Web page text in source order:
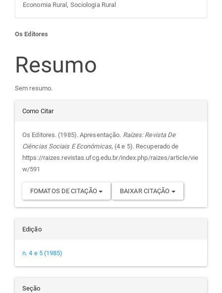
Economia Rural, Sociologia Rural
Conteúdo
do
artigo
principal
Os Editores
Resumo
Sem resumo.
Detalhes
do
artigo
Como Citar
Os Editores. (1985). Apresentação. Raízes: Revista De
Ciências Sociais E Econômicas, (4 e 5). Recuperado de
https://raizes.revistas.ufcg.edu.br/index.php/raizes/article/vie
w/591
FOMATOS DE CITAÇÃO BAIXAR CITAÇÃO
Edição
n. 4 e 5 (1985)
Seção